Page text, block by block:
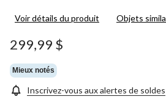
Voir détails du produit Objets
299,99 $
Mieux notés
Inscrivez-vous aux alertes de soldes